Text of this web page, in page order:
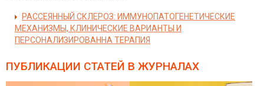
РАССЕЯННЫЙ СКЛЕРОЗ: ИММУНОПАТОГЕНЕТИЧЕСКИЕ
МЕХАНИЗМЫ, КЛИНИЧЕСКИЕ ВАРИАНТЫ И
ПЕРСОНАЛИЗИРОВАННА ТЕРАПИЯ
ПУБЛИКАЦИИ СТАТЕЙ В ЖУРНАЛАХ